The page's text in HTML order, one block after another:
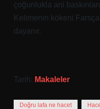
çoğunlukla ani
Kelimenin kökeni Farsça سوار suvâr = at kelimesine
dayanır.
Tarih: Makaleler
Doğru lafa ne hacet